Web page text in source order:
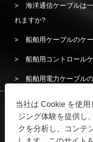
海洋通信ケーブルは
れますか?
船舶用ケーブルのケ
船舶用コントロール
船舶用電力ケーブル
著作権 © 2023 揚州立源電
びケーブル、船舶用電力
当社は Cookie を使
ジング体験を提供し
クを分析し、コンテ